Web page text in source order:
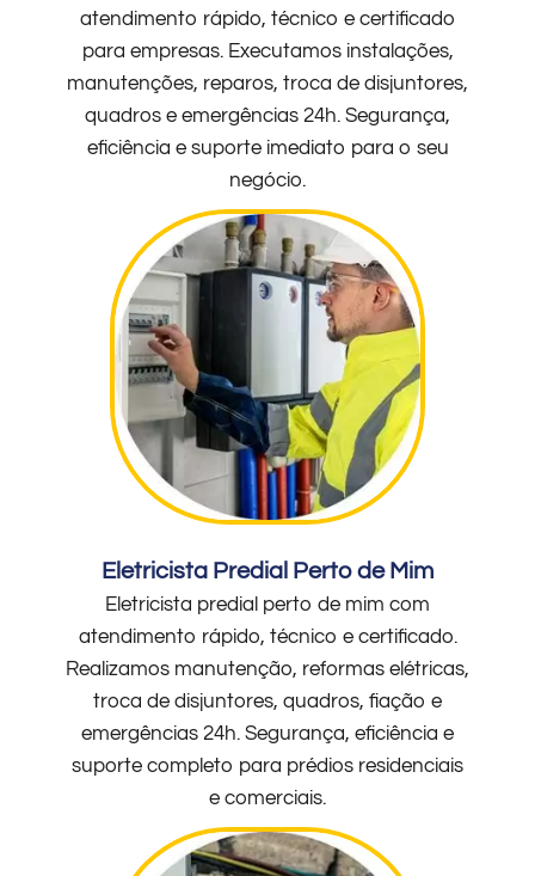
atendimento rápido, técnico e certificado
para empresas. Executamos instalações,
manutenções, reparos, troca de disjuntores,
quadros e emergências 24h. Segurança,
eficiência e suporte imediato para o seu
negócio.
Eletricista Predial Perto de Mim
Eletricista predial perto de mim com
atendimento rápido, técnico e certificado.
Realizamos manutenção, reformas elétricas,
troca de disjuntores, quadros, fiação e
emergências 24h. Segurança, eficiência e
suporte completo para prédios residenciais
e comerciais.